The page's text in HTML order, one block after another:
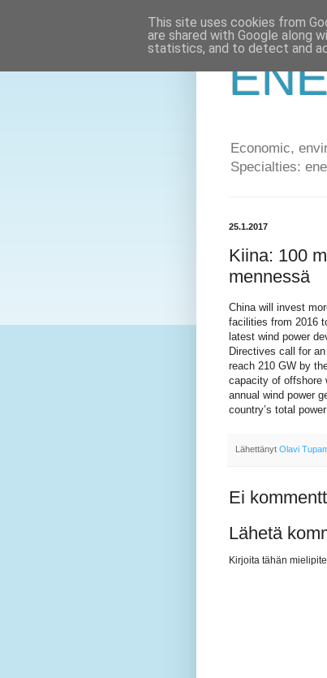
Economic,
Specialties:
25.1.2017
Kiina: 100
mennessä
China will invest
facilities from 2016
latest wind power
Directives call for
reach 210 GW by
capacity of offshore
annual wind power
country’s total
Lähettänyt Olavi
Ei
Lähetä
Kirjoita tähän
This site uses cookies from
are shared with Google along
statistics, and to detect and